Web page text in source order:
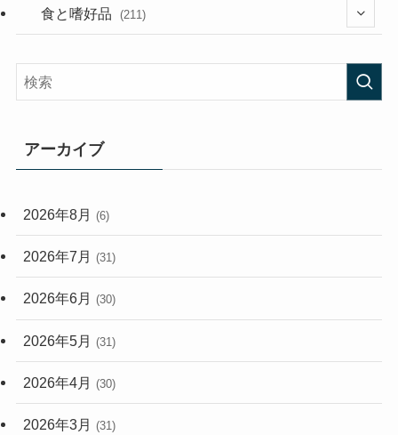
(282)
(33)
(248)
(56)
食と嗜好品 (211)
アーカイブ
2026年8月 (6)
2026年7月 (31)
2026年6月 (30)
2026年5月 (31)
2026年4月 (30)
2026年3月 (31)